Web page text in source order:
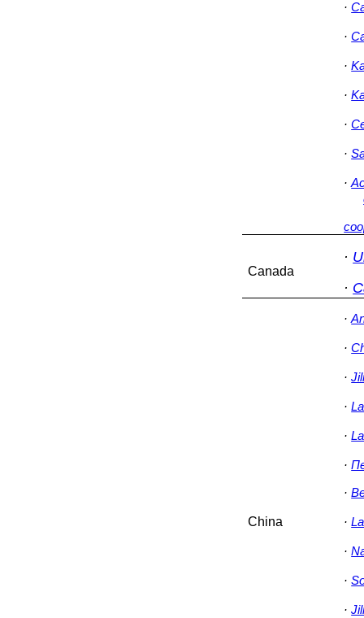
·
·
·
·
·
·
·
Canada
·
·
China
·
·
·
·
·
·
·
·
·
·
·